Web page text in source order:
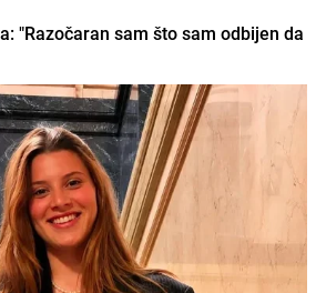
"Razočaran sam što sam odbijen da